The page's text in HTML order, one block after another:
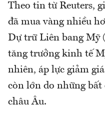
Theo tin từ Reuters,
đã mua vàng nhiều
Dự trữ Liên bang Mỹ
tăng trưởng kinh tế
nhiên, áp lực giảm
còn lớn do những
châu Âu.